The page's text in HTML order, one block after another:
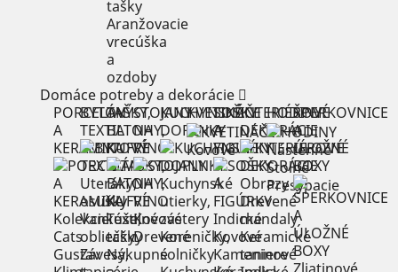
tašky
Aranžovacie
vrecúška
a
ozdoby
Domáce potreby a dekorácie
PORCELÁN
A
KERAMIKA
Kolekcie
Cats
Gustav
BYTOVÝ
TEXTIL
Uteráky,
osušky
Vankúše,
obliečky
Závesy,
TAŠKY,
BATOHY,
KUFRE
Textilné
tašky
Nákupné
STOJANY
NA
VÍNO
Kovové
Drevené
KUCHYNSKÉ
DOPLNKY
Kuchynské
utierky,
zástery
Koreničky,
solničky
KVETINÁČE
Kovové
SOŠKY
A
FIGÚRKY
Indické
Kovové
Kameninové
INTERIÉROVÉ
DEKORÁCIE
Obrazy
Drevené
mandaly
Keramické
taniere
HODINY
Nástenné
Stolné
Presýpacie
ŠPERKOVNICE
A
ÚLOŽNÉ
BOXY